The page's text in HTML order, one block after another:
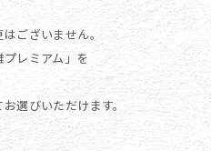
ございません。
レミアム」を
選びいただけます。